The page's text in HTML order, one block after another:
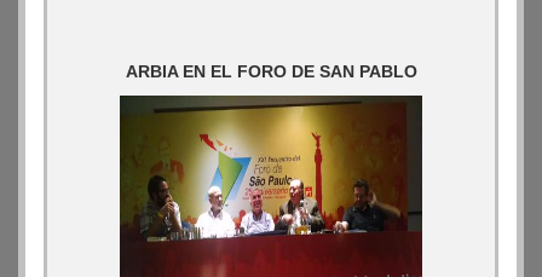
ARBIA EN EL FORO DE SAN PABLO